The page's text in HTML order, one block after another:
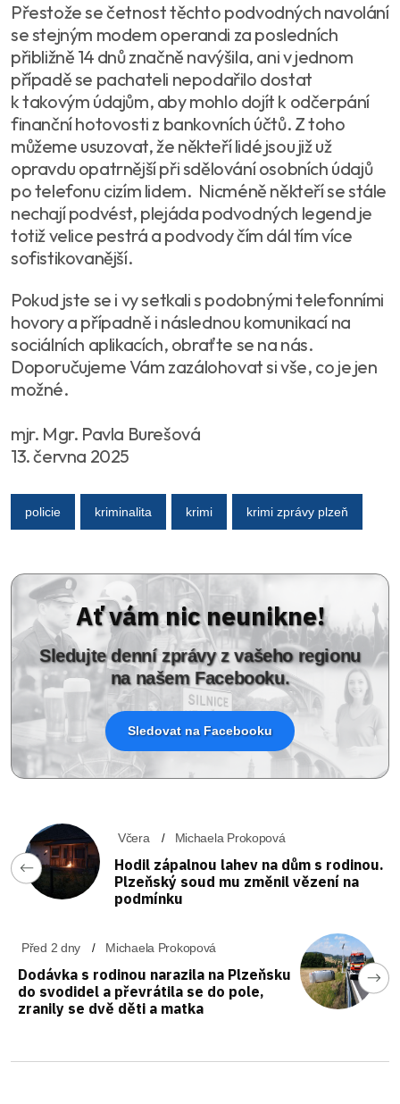
Přestože se četnost těchto podvodných navolání
se stejným modem operandi za posledních
přibližně 14 dnů značně navýšila, ani v jednom
případě se pachateli nepodařilo dostat
k takovým údajům, aby mohlo dojít k odčerpání
finanční hotovosti z bankovních účtů. Z toho
můžeme usuzovat, že někteří lidé jsou již už
opravdu opatrnější při sdělování osobních údajů
po telefonu cizím lidem. Nicméně někteří se stále
nechají podvést, plejáda podvodných legend je
totiž velice pestrá a podvody čím dál tím více
sofistikovanější.
Pokud jste se i vy setkali s podobnými telefonními
hovory a případně i následnou komunikací na
sociálních aplikacích, obraťte se na nás.
Doporučujeme Vám zazálohovat si vše, co je jen
možné.
mjr. Mgr. Pavla Burešová
13. června 2025
policie kriminalita krimi krimi zprávy plzeň
Ať vám nic neunikne!
Sledujte denní zprávy z vašeho regionu
na našem Facebooku.
Sledovat na Facebooku
Včera Michaela Prokopová
Hodil zápalnou lahev na dům s rodinou.
Plzeňský soud mu změnil vězení na
podmínku
Před 2 dny Michaela Prokopová
Dodávka s rodinou narazila na Plzeňsku
do svodidel a převrátila se do pole,
zranily se dvě děti a matka